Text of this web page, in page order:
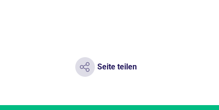
Seite teilen